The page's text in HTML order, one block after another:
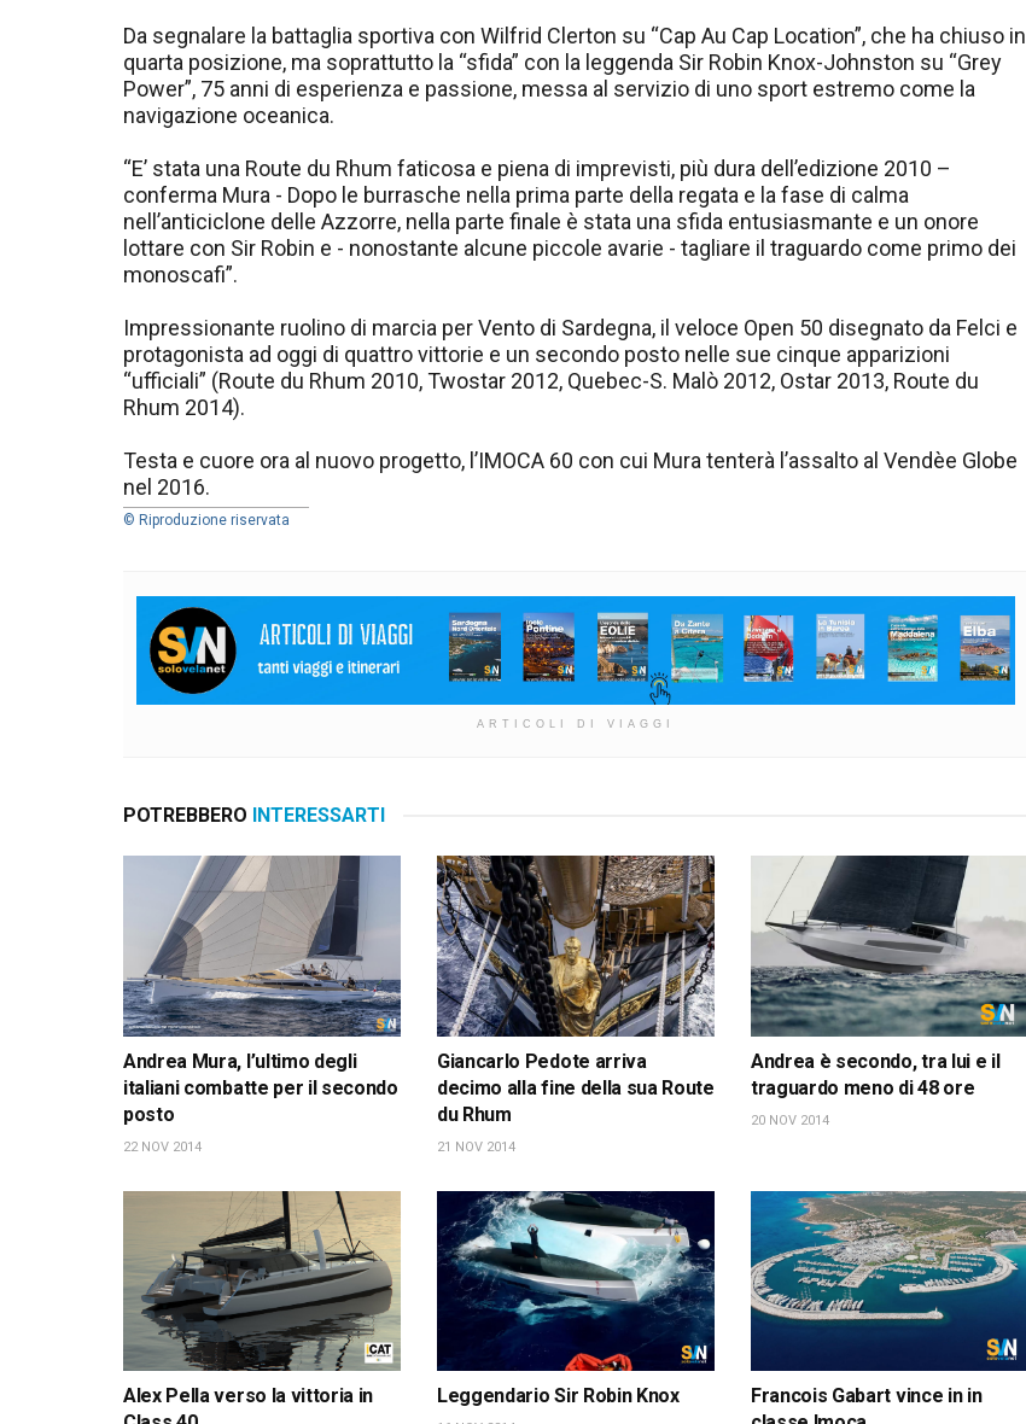
Da segnalare la battaglia sportiva con Wilfrid Clerton su “Cap Au Cap Location”, che ha chiuso in
quarta posizione, ma soprattutto la “sfida” con la leggenda Sir Robin Knox-Johnston su “Grey
Power”, 75 anni di esperienza e passione, messa al servizio di uno sport estremo come la
navigazione oceanica.
“E’ stata una Route du Rhum faticosa e piena di imprevisti, più dura dell’edizione 2010 –
conferma Mura - Dopo le burrasche nella prima parte della regata e la fase di calma
nell’anticiclone delle Azzorre, nella parte finale è stata una sfida entusiasmante e un onore
lottare con Sir Robin e - nonostante alcune piccole avarie - tagliare il traguardo come primo dei
monoscafi”.
Impressionante ruolino di marcia per Vento di Sardegna, il veloce Open 50 disegnato da Felci e
protagonista ad oggi di quattro vittorie e un secondo posto nelle sue cinque apparizioni
“ufficiali” (Route du Rhum 2010, Twostar 2012, Quebec-S. Malò 2012, Ostar 2013, Route du
Rhum 2014).
Testa e cuore ora al nuovo progetto, l’IMOCA 60 con cui Mura tenterà l’assalto al Vendèe Globe
nel 2016.
© Riproduzione riservata
ARTICOLI DI VIAGGI
POTREBBERO INTERESSARTI
Andrea Mura, l’ultimo degli
italiani combatte per il secondo
posto
22 NOV 2014
Giancarlo Pedote arriva
decimo alla fine della sua Route
du Rhum
21 NOV 2014
Andrea è secondo, tra lui e il
traguardo meno di 48 ore
20 NOV 2014
Alex Pella verso la vittoria in
Leggendario Sir Robin Knox
Francois Gabart vince in in